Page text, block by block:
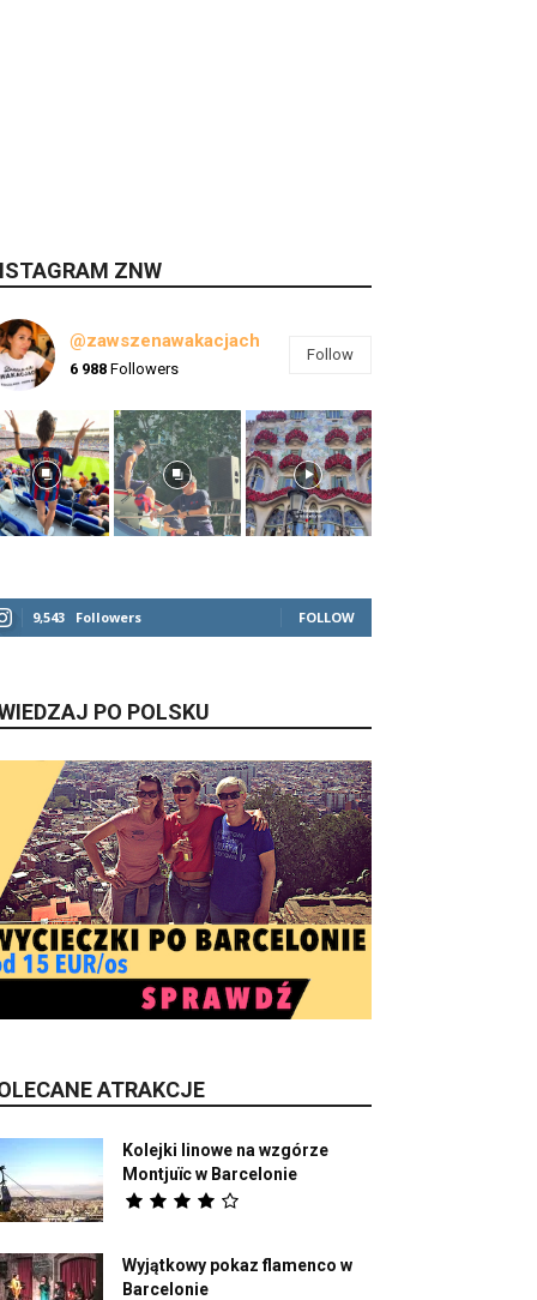
ZNW
@zawszenawakacjach
6 988 Followers
Follow
9,543 Followers FOLLOW
PO POLSKU
ATRAKCJE
Kolejki linowe na wzgórze
Montjuïc w Barcelonie
Wyjątkowy pokaz flamenco w
Barcelonie